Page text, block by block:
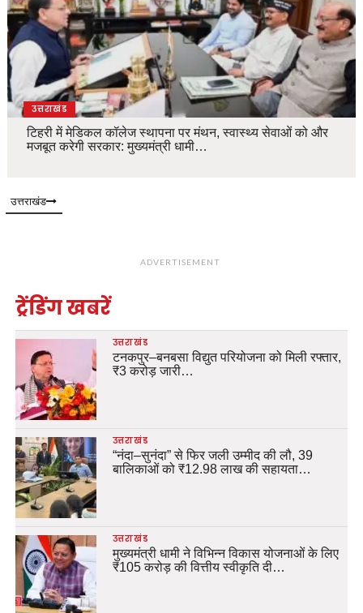
उत्तराखंड
टिहरी में मेडिकल कॉलेज स्थापना पर मंथन, स्वास्थ्य सेवाओं को और
मजबूत करेगी सरकार: मुख्यमंत्री धामी…
उत्तराखंड
ADVERTISEMENT
ट्रेंडिंग खबरें
उत्तराखंड
टनकपुर–बनबसा विद्युत परियोजना को मिली रफ्तार,
₹3 करोड़ जारी…
उत्तराखंड
“नंदा–सुनंदा” से फिर जली उम्मीद की लौ, 39
बालिकाओं को ₹12.98 लाख की सहायता…
उत्तराखंड
मुख्यमंत्री धामी ने विभिन्न विकास योजनाओं के लिए
₹105 करोड़ की वित्तीय स्वीकृति दी…